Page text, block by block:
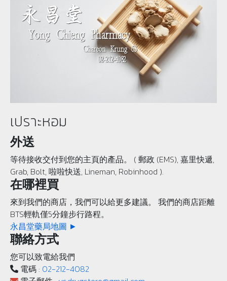
เปราะหอม
外送
等待接收交付到您的主頁的產品。 ( 郵政 (EMS), 嘉里快遞,
Grab, Bolt, 啦啦快送, Lineman, Robinhood ).
在哪裡買
來到我們的商店，我們可以給更多建議。 我們的商店距離
BTS輕軌僅5分鐘步行路程。
永昌堂藥局地圖 ►
聯絡方式
您可以致電給我們
電碼 : 02-212-4082